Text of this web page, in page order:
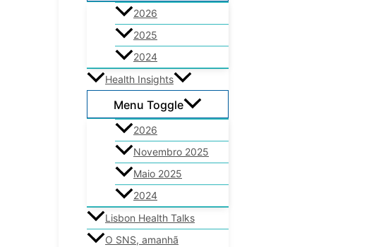
2026
2025
2024
Health Insights
Menu Toggle
2026
Novembro 2025
Maio 2025
2024
Lisbon Health Talks
O SNS, amanhã